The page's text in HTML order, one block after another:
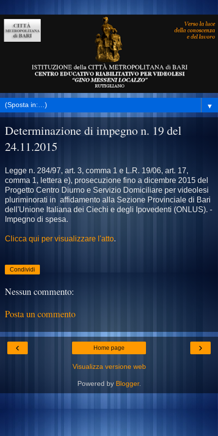
▼
Determinazione di impegno n. 19 del
24.11.2015
Legge n. 284/97, art. 3, comma 1 e L.R. 19/06, art. 17,
comma 1, lettera e), prosecuzione fino a dicembre 2015 del
Progetto Centro Diurno e Servizio Domiciliare per videolesi
pluriminorati in affidamento alla Sezione Provinciale di Bari
dell'Unione Italiana dei Ciechi e degli Ipovedenti (ONLUS). -
Impegno di spesa.
Clicca qui per visualizzare l'atto.
Condividi
Nessun commento:
Posta un commento
‹ ›
Home page
Visualizza versione web
Powered by Blogger.